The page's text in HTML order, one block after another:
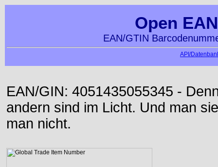
Open
EAN/GTIN
API/
EAN/GIN: 4051435055345 -
andern sind im Licht. Und man
man nicht.